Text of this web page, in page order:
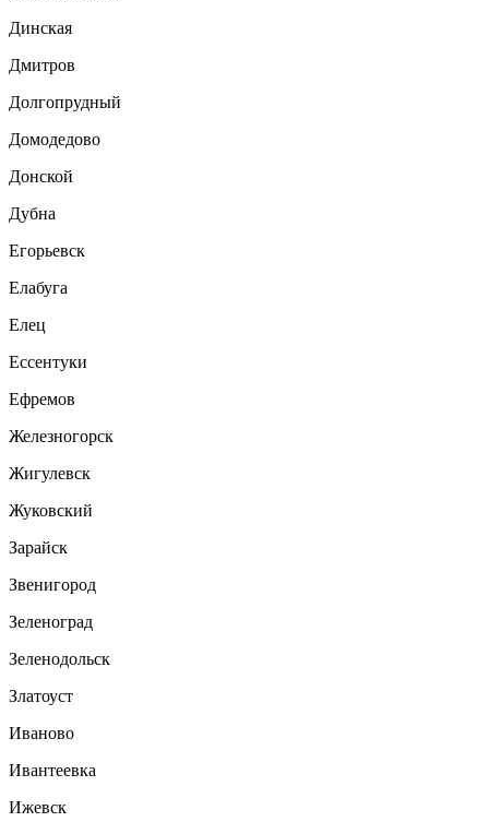
Динская
Дмитров
Долгопрудный
Домодедово
Донской
Дубна
Егорьевск
Елабуга
Елец
Ессентуки
Ефремов
Железногорск
Жигулевск
Жуковский
Зарайск
Звенигород
Зеленоград
Зеленодольск
Златоуст
Иваново
Ивантеевка
Ижевск